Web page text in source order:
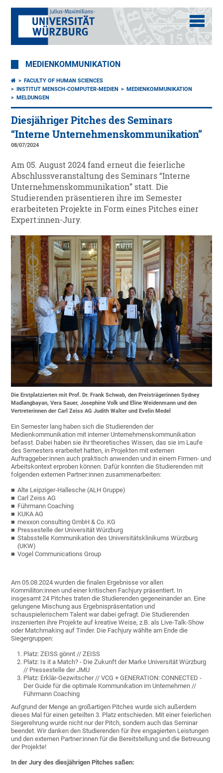
MEDIENKOMMUNIKATION
FACULTY OF HUMAN SCIENCES
INSTITUT MENSCH-COMPUTER-MEDIEN
MEDIENKOMMUNIKATION
MELDUNGEN
Diesjähriger Pitches des Seminars
“Interne Unternehmenskommunikation”
08/07/2024
Am 05. August 2024 fand erneut die feierliche
Abschlussveranstaltung des Seminars “Interne
Unternehmenskommunikation” statt. Die
Studierenden präsentieren ihre im Semester
erarbeiteten Projekte in Form eines Pitches einer
Expert:innen-Jury.
Die Erstplatzierten mit Prof. Dr. Frank Schwab, den Preisträgerinnen Sydney
Madlangbayan, Vera Sauer, Josephine Volk und Eline Weidenmann und den
Vertreterinnen der Carl Zeiss AG Judith Walter und Evelin Medel
Ein Semester lang haben sich die Studierenden der
Medienkommunikation mit interner Unternehmenskommunikation
befasst. Dabei haben sie ihr theoretisches Wissen, das sie im Laufe
des Semesters erarbeitet hatten, in Projekten mit externen
Auftraggeber:innen auch praktisch anwenden und in einem Firmen- und
Arbeitskontext erproben können. Dafür konnten die Studierenden mit
folgenden externen Partner:innen zusammenarbeiten:
Alte Leipziger-Hallesche (ALH Gruppe)
Carl Zeiss AG
Führmann Coaching
KUKA AG
mexxon consulting GmbH & Co. KG
Pressestelle der Universität Würzburg
Stabsstelle Kommunikation des Universitätsklinikums Würzburg
(UKW)
Vogel Communications Group
Am 05.08.2024 wurden die finalen Ergebnisse vor allen
Kommiliton:innen und einer kritischen Fachjury präsentiert. In
insgesamt 24 Pitches traten die Studierenden gegeneinander an. Eine
gelungene Mischung aus Ergebnispräsentation und
schauspielerischem Talent war dabei gefragt. Die Studierenden
inszenierten ihre Projekte auf kreative Weise, z.B. als Live-Talk-Show
oder Matchmaking auf Tinder. Die Fachjury wählte am Ende die
Siegergruppen:
Platz: ZEISS gönnt // ZEISS
Platz: Is it a Match? - Die Zukunft der Marke Universität Würzburg
// Pressestelle der JMU
Platz: Erklär-Gezwitscher // VCG + GENERATION: CONNECTED -
Der Guide für die optimale Kommunikation im Unternehmen //
Führmann Coaching
Aufgrund der Menge an großartigen Pitches wurde sich außerdem
dieses Mal für einen geteilten 3. Platz entschieden. Mit einer feierlichen
Siegerehrung wurde nicht nur der Pitch, sondern auch das Seminar
beendet. Wir danken den Studierenden für ihre engagierten Leistungen
und den externen Partner:innen für die Bereitstellung und die Betreuung
der Projekte!
In der Jury des diesjährigen Pitches saßen: